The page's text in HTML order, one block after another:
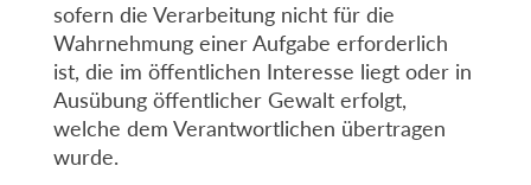
sofern die Verarbeitung nicht für die
Wahrnehmung einer Aufgabe erforderlich
ist, die im öffentlichen Interesse liegt oder in
Ausübung öffentlicher Gewalt erfolgt,
welche dem Verantwortlichen übertragen
wurde.